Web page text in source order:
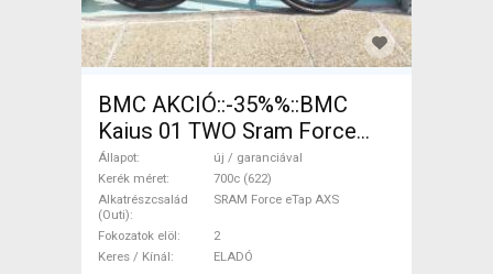
BMC AKCIÓ::-35%%::BMC
Kaius 01 TWO Sram Force
eTap(54 Gravel / CX SRAM
Force eTap AXS tárcsafék új /
garanciával ELADÓ
Állapot
új / garanciával
Kerék méret
700c (622)
Alkatrészcsalád
(Outi)
SRAM Force eTap AXS
Fokozatok elöl
2
Keres / Kínál
ELADÓ